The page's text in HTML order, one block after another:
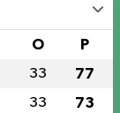
O P
33 77
33 73